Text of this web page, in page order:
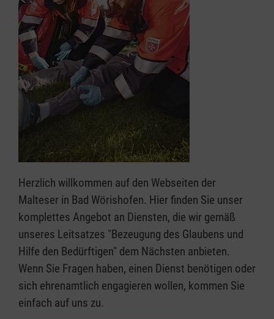
Herzlich willkommen auf den Webseiten der
Malteser in Bad Wörishofen. Hier finden Sie unser
komplettes Angebot an Diensten, die wir gemäß
unseres Leitsatzes "Bezeugung des Glaubens und
Hilfe den Bedürftigen" dem Nächsten anbieten.
Wenn Sie Fragen haben, einen Dienst benötigen oder
sich ehrenamtlich engagieren wollen, kommen Sie
einfach auf uns zu.